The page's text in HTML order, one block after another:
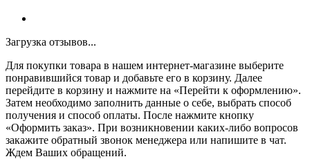
Загрузка отзывов...
Для покупки товара в нашем интернет-магазине выберите
понравившийся товар и добавьте его в корзину. Далее
перейдите в корзину и нажмите на «Перейти к оформлению».
Затем необходимо заполнить данные о себе, выбрать способ
получения и способ оплаты. После нажмите кнопку
«Оформить заказ». При возникновении каких-либо вопросов
закажите обратный звонок менеджера или напишите в чат.
Ждем Ваших обращений.